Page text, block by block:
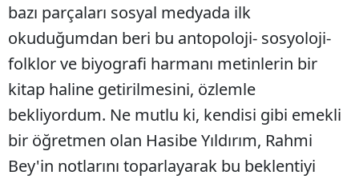
bazı parçaları sosyal medyada ilk
okuduğumdan beri bu antopoloji- sosyoloji-
folklor ve biyografi harmanı metinlerin bir
kitap haline getirilmesini, özlemle
bekliyordum. Ne mutlu ki, kendisi gibi emekli
bir öğretmen olan Hasibe Yıldırım, Rahmi
Bey'in notlarını toparlayarak bu beklentiyi